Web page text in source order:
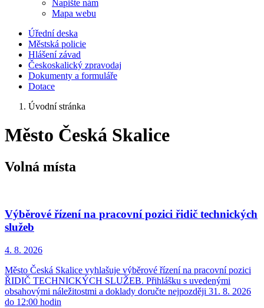
Napište nám
Mapa webu
Úřední deska
Městská policie
Hlášení závad
Českoskalický zpravodaj
Dokumenty a formuláře
Dotace
Úvodní stránka
Město Česká Skalice
Volná místa
Výběrové řízení na pracovní pozici řidič technických
služeb
4. 8. 2026
Město Česká Skalice vyhlašuje výběrové řízení na pracovní pozici
ŘIDIČ TECHNICKÝCH SLUŽEB. Přihlášku s uvedenými
obsahovými náležitostmi a doklady doručte nejpozději 31. 8. 2026
do 12:00 hodin